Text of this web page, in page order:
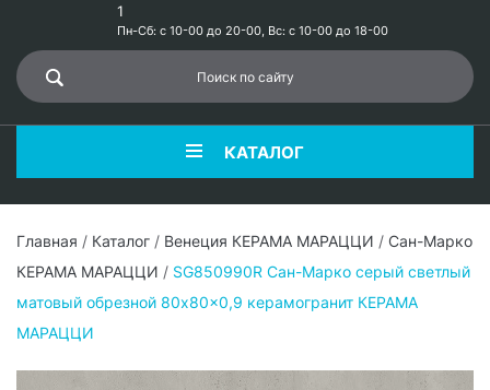
1
Пн-Сб: с 10-00 до 20-00, Вс: с 10-00 до 18-00
КАТАЛОГ
Главная / Каталог / Венеция КЕРАМА МАРАЦЦИ / Сан-Марко
КЕРАМА МАРАЦЦИ / SG850990R Сан-Марко серый светлый
матовый обрезной 80x80x0,9 керамогранит КЕРАМА
МАРАЦЦИ